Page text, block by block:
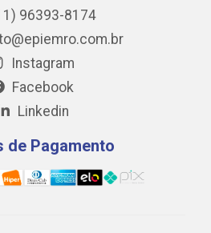
96393-8174
Instagram
Facebook
Linkedin
de Pagamento